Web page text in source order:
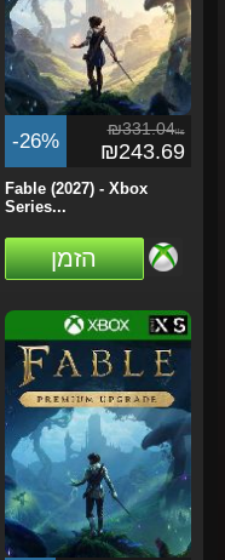
-26% ₪331.04ils
₪243.69
Fable (2027) - Xbox
Series...
הזמן